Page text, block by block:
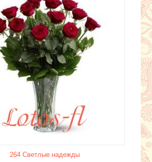
264 Светлые надежды